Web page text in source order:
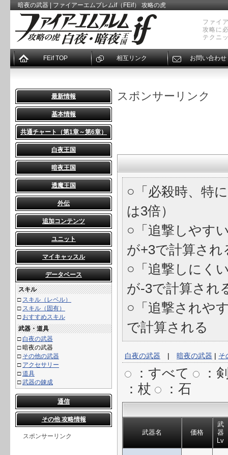
暗夜の武器 | ファイアーエムブレムif（FEif） 攻略の虎
ファイ
攻略に
テクニ
最新情報
基本情報
共通チャート（第1章～第6章）
白夜王国
暗夜王国
透魔王国
外伝
追加コンテンツ
ユニット
マイキャッスル
データベース
スキル
□ スキル（レベル）
□ スキル（固有）
□ おすすめスキル
武器・道具
□ 白夜の武器
□暗夜の武器
□ その他の武器
□ アクセサリー
□道具
□武器の錬成
通信
その他 攻略情報
スポンサーリンク
スポンサーリンク
○「必殺時、特
は3倍）
○「追撃しやす
が+3で計算され
○「追撃しにく
が-3で計算され
○「追撃されや
で計算される
白夜の武器 | 暗夜の武器 | そ
：すべて
：
：杖
：石
武器名 価格
武
器
Lv
FEif TOP 相互リンク お問い合わせ